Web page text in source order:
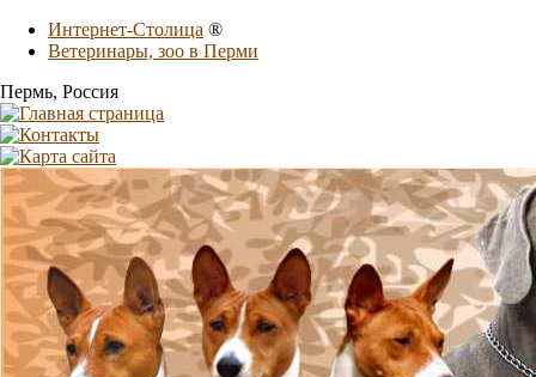
Интернет-Столица ®
Ветеринары, зоо в Перми
Пермь, Россия